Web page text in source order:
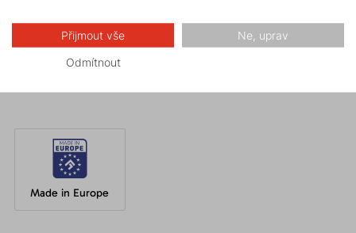
pleteniny s vnitřní fleeceovou vrstvou v neotřelém
Made in Europe
Přijmout vše Ne, uprav
Odmítnout